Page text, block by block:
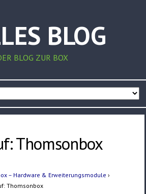
BLOG
BLOG ZUR BOX
Thomsonbox
– Hardware & Erweiterungsmodule ›
Thomsonbox